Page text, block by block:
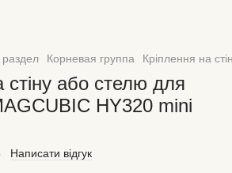
Корневая группа Кріплення на
стіну або стелю для
HY320 mini
Написати відгук